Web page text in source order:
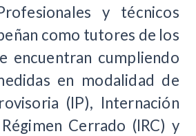
y técnicos
como tutores de los
encuentran cumpliendo
en modalidad de
(IP), Internación
Cerrado (IRC) y